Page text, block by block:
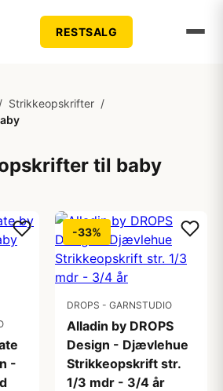
RESTSALG
/ Strikkeopskrifter /
til baby
-
-33%
DROPS - GARNSTUDIO
Alladin by DROPS
Design - Djævlehue
Strikkeopskrift str.
1/3 mdr - 3/4 år